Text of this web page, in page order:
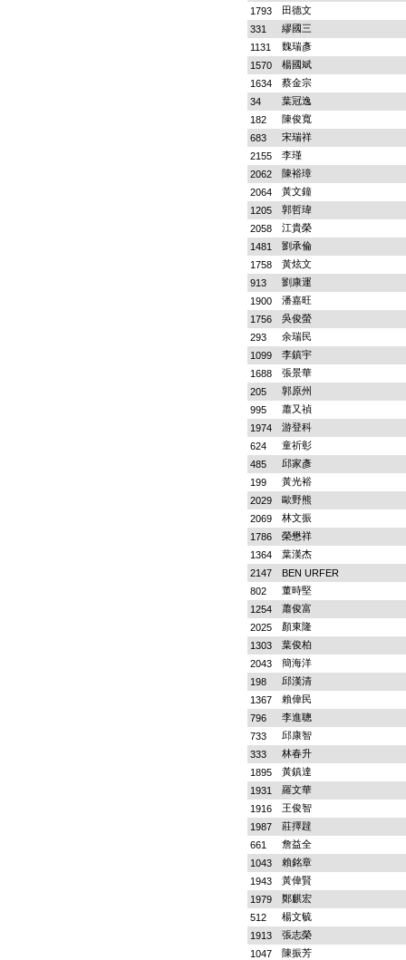
1793
田德文
331
繆國三
1131
魏瑞彥
1570
楊國斌
1634
蔡金宗
34
葉冠逸
182
陳俊寬
683
宋瑞祥
2155
李瑾
2062
陳裕璋
2064
黃文鐘
1205
郭哲瑋
2058
江貴榮
1481
劉承倫
1758
黃炫文
913
劉康運
1900
潘嘉旺
1756
吳俊螢
293
余瑞民
1099
李鎮宇
1688
張景華
205
郭原州
995
蕭又禎
1974
游登科
624
童祈彰
485
邱家彥
199
黃光裕
2029
歐野熊
2069
林文振
1786
榮懋祥
1364
葉漢杰
2147
BEN URFER
802
董時堅
1254
蕭俊富
2025
顏東隆
1303
葉俊柏
2043
簡海洋
198
邱漢清
1367
賴偉民
796
李進聰
733
邱康智
333
林春升
1895
黃鎮達
1931
羅文華
1916
王俊智
1987
莊擇韙
661
詹益全
1043
賴銘章
1943
黃偉賢
1979
鄭麒宏
512
楊文毓
1913
張志榮
1047
陳振芳